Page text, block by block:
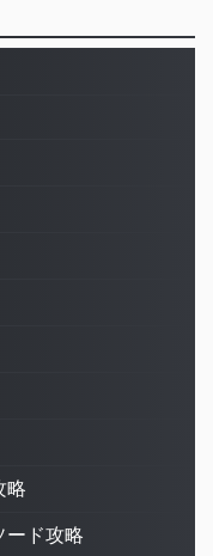
略
ード攻略